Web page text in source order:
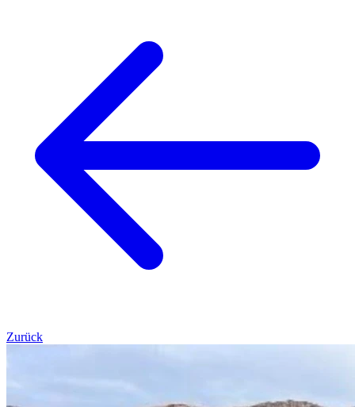
Zurück